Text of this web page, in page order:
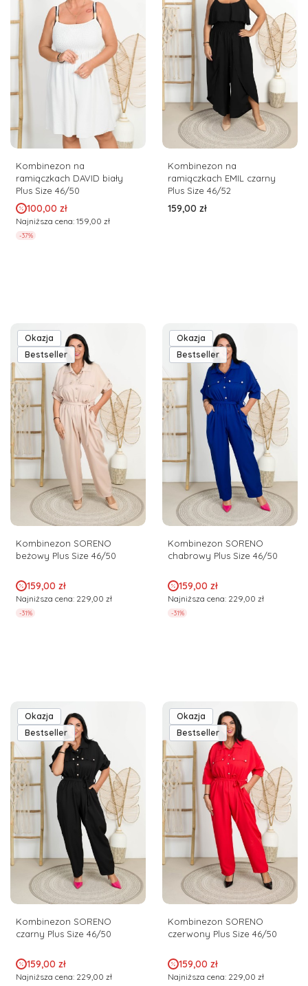
Kombinezon na
ramiączkach DAVID biały
Plus Size 46/50
Cena promocyjna
100,00 zł
Najniższa cena: 159,00 zł
-37%
Kombinezon na
ramiączkach EMIL czarny
Plus Size 46/52
Cena
159,00 zł
Okazja
Bestseller
Kombinezon SORENO
beżowy Plus Size 46/50
Cena promocyjna
159,00 zł
Najniższa cena: 229,00 zł
-31%
Okazja
Bestseller
Kombinezon SORENO
chabrowy Plus Size 46/50
Cena promocyjna
159,00 zł
Najniższa cena: 229,00 zł
-31%
Okazja
Bestseller
Kombinezon SORENO
czarny Plus Size 46/50
Cena promocyjna
159,00 zł
Najniższa cena: 229,00 zł
Okazja
Bestseller
Kombinezon SORENO
czerwony Plus Size 46/50
Cena promocyjna
159,00 zł
Najniższa cena: 229,00 zł